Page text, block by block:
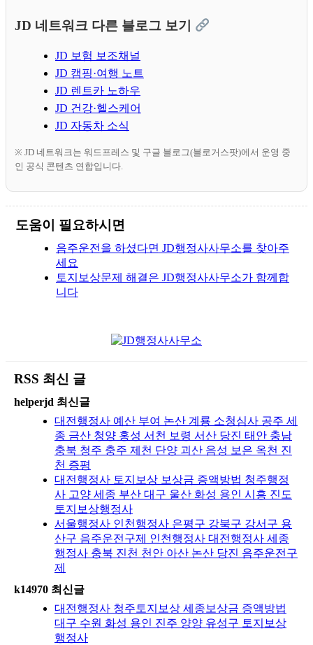
JD 네트워크 다른 블로그 보기
JD 보험 보조채널
JD 캠핑·여행 노트
JD 렌트카 노하우
JD 건강·헬스케어
JD 자동차 소식
※ JD 네트워크는 워드프레스 및 구글 블로그(블로거스팟)에서 운영 중
인 공식 콘텐츠 연합입니다.
도움이 필요하시면
음주운전을 하셨다면 JD행정사사무소를 찾아주
세요
토지보상문제 해결은 JD행정사사무소가 함께합
니다
RSS 최신 글
helperjd 최신글
대전행정사 예산 부여 논산 계룡 소청심사 공주 세
종 금산 청양 홍성 서천 보령 서산 당진 태안 충남
충북 청주 충주 제천 단양 괴산 음성 보은 옥천 진
천 증평
대전행정사 토지보상 보상금 증액방법 청주행정
사 고양 세종 부산 대구 울산 화성 용인 시흥 진도
토지보상행정사
서울행정사 인천행정사 은평구 강북구 강서구 용
산구 음주운전구제 인천행정사 대전행정사 세종
행정사 충북 진천 천안 아산 논산 당진 음주운전구
제
k14970 최신글
대전행정사 청주토지보상 세종보상금 증액방법
대구 수원 화성 용인 진주 양양 유성구 토지보상
행정사